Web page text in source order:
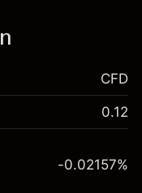
CFD-
CFD
0.12
-0.02157%